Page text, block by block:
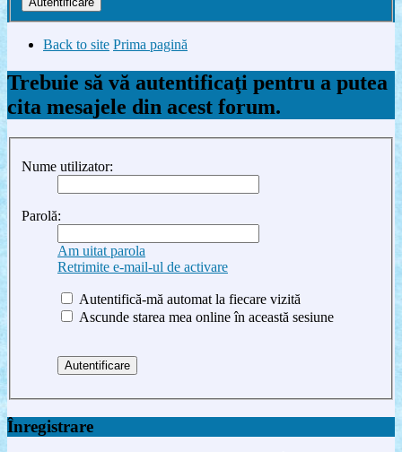
Back to site Prima pagină
Trebuie să vă autentificaţi pentru a putea
cita mesajele din acest forum.
Nume utilizator:
Parolă:
Am uitat parola
Retrimite e-mail-ul de activare
Autentifică-mă automat la fiecare vizită
Ascunde starea mea online în această sesiune
Înregistrare